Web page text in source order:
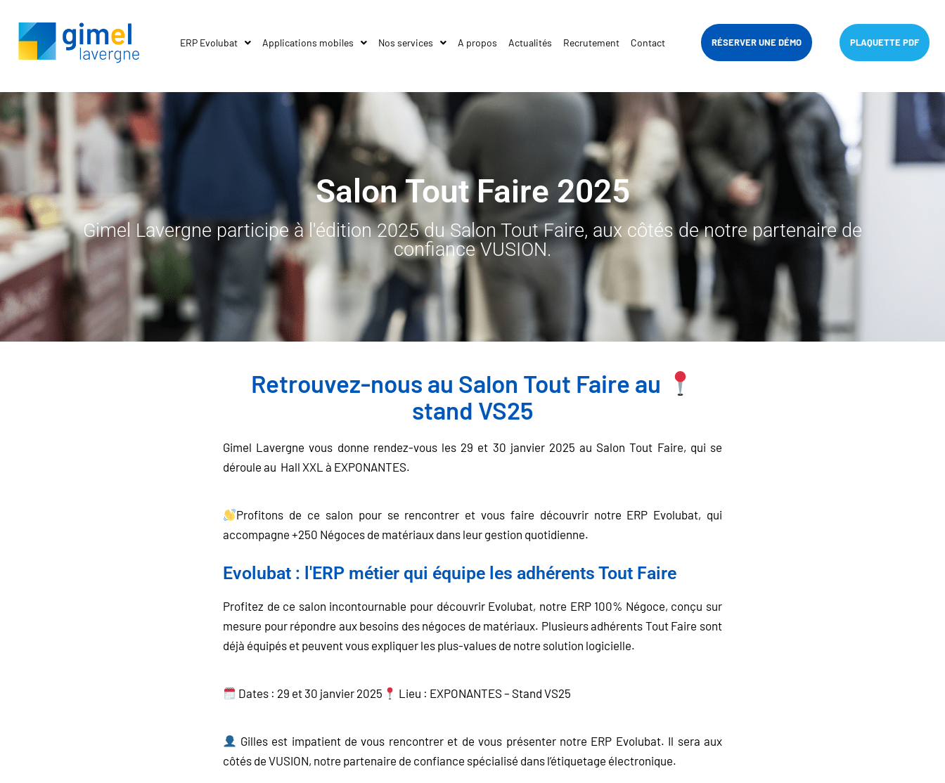
ERP Evolubat Applications mobiles Nos services A propos Actualités Recrutement Contact RÉSERVER UNE DÉMO PLAQUETTE PDF
Salon Tout Faire 2025
Gimel Lavergne participe à l'édition 2025 du Salon Tout Faire, aux côtés de notre partenaire de
confiance VUSION.
Retrouvez-nous au Salon Tout Faire au
stand VS25
Gimel Lavergne vous donne rendez-vous les 29 et 30 janvier 2025 au Salon Tout Faire, qui se
déroule au Hall XXL à EXPONANTES.
Profitons de ce salon pour se rencontrer et vous faire découvrir notre ERP Evolubat, qui
accompagne +250 Négoces de matériaux dans leur gestion quotidienne.
Evolubat : l'ERP métier qui équipe les adhérents Tout Faire
Profitez de ce salon incontournable pour découvrir Evolubat, notre ERP 100% Négoce, conçu sur
mesure pour répondre aux besoins des négoces de matériaux. Plusieurs adhérents Tout Faire sont
déjà équipés et peuvent vous expliquer les plus-values de notre solution logicielle.
Dates : 29 et 30 janvier 2025 Lieu : EXPONANTES – Stand VS25
Gilles est impatient de vous rencontrer et de vous présenter notre ERP Evolubat. Il sera aux
côtés de VUSION, notre partenaire de confiance spécialisé dans l’étiquetage électronique.